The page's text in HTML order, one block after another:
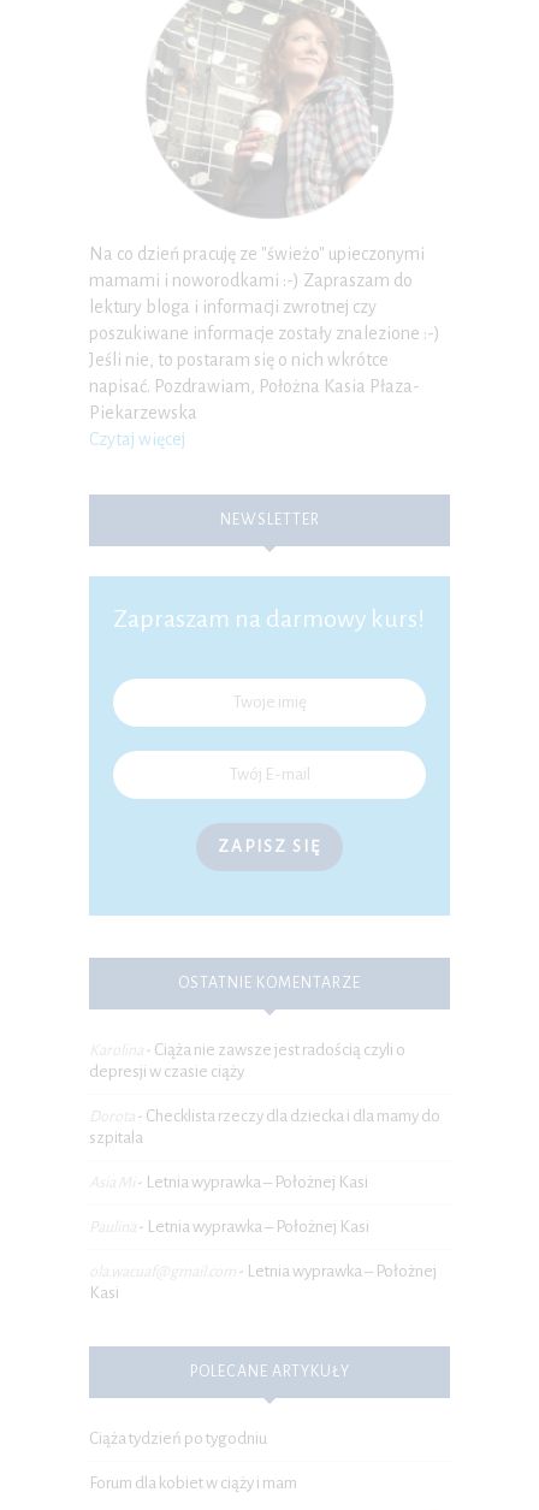
Na co dzień pracuję ze "świeżo" upieczonymi
mamami i noworodkami :-) Zapraszam do
lektury bloga i informacji zwrotnej czy
poszukiwane informacje zostały znalezione :-)
Jeśli nie, to postaram się o nich wkrótce
napisać. Pozdrawiam, Położna Kasia Płaza-
Piekarzewska
Czytaj więcej
NEWSLETTER
Zapraszam na darmowy kurs!
ZAPISZ SIĘ
OSTATNIE KOMENTARZE
Karolina - Ciąża nie zawsze jest radością czyli o
depresji w czasie ciąży
Dorota - Checklista rzeczy dla dziecka i dla mamy do
szpitala
Asia Mi - Letnia wyprawka – Położnej Kasi
Paulina - Letnia wyprawka – Położnej Kasi
ola.wacuaf@gmail.com - Letnia wyprawka – Położnej
Kasi
POLECANE ARTYKUŁY
Ciąża tydzień po tygodniu
Forum dla kobiet w ciąży i mam